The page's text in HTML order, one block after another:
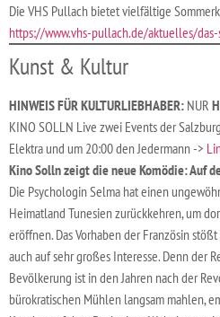
Die VHS Pullach bietet vielfältige
https://www.vhs-pullach.de/aktuelles/
Kunst & Kultur
HINWEIS FÜR KULTURLIEBHABER: NUR
KINO SOLLN Live zwei Events der
Elektra und um 20:00 den Jedermann ->
Kino Solln zeigt die neue Komödie: Auf
Die Psychologin Selma hat einen
Heimatland Tunesien zurückkehren, um
eröffnen. Das Vorhaben der Französin
auch auf sehr großes Interesse. Denn der
Bevölkerung ist in den Jahren nach der
bürokratischen Mühlen langsam mahlen,